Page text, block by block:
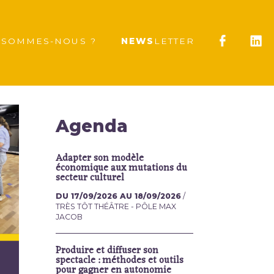
NEWS LETTER
NOUS ?
Agenda
Adapter son modèle
économique aux mutations du
secteur culturel
DU 17/09/2026 AU 18/09/2026 /
TRÈS TÔT THÉÂTRE - PÔLE MAX
JACOB
Produire et diffuser son
spectacle : méthodes et outils
pour gagner en autonomie